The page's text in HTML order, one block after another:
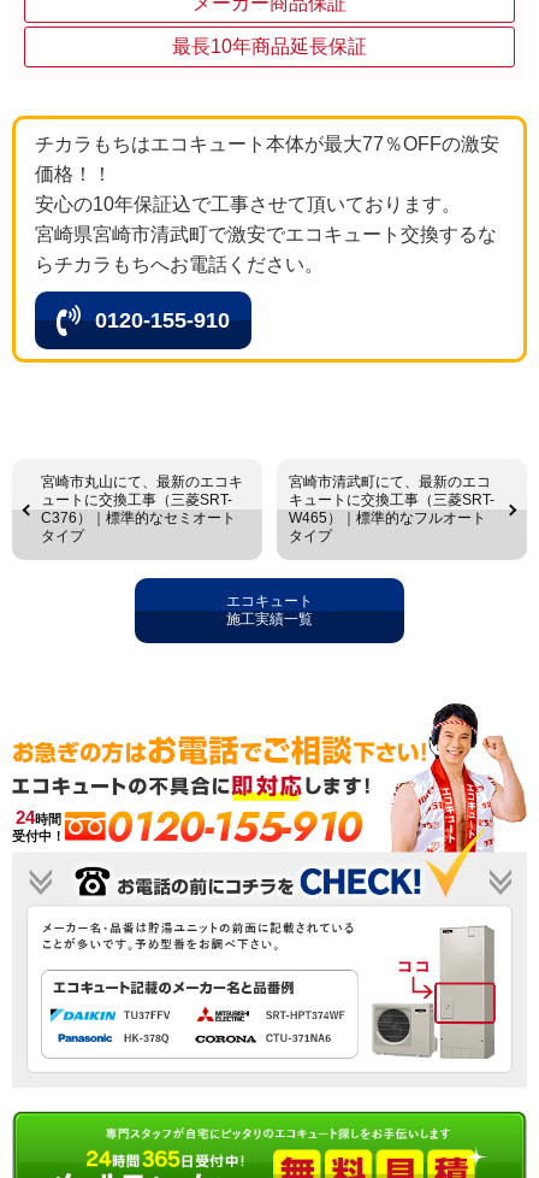
最長10年商品延長保証
チカラもちはエコキュート本体が最大77％OFFの激安
価格！！
安心の10年保証込で工事させて頂いております。
宮崎県宮崎市清武町で激安でエコキュート交換するな
らチカラもちへお電話ください。
0120-155-910
宮崎市丸山にて、最新のエコキ
ュートに交換工事（三菱SRT-
C376）｜標準的なセミオート
タイプ
宮崎市清武町にて、最新のエコ
キュートに交換工事（三菱SRT-
W465）｜標準的なフルオート
タイプ
エコキュート
施工実績一覧
24時間
受付中！
0120-155-910